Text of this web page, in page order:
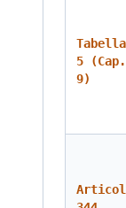
Tabella
5 (Cap.
9)